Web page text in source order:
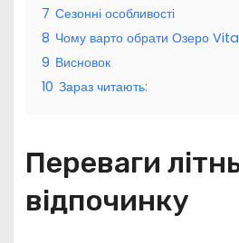
7 Сезонні особливості
8 Чому варто обрати Озеро
9 Висновок
10 Зараз читають:
Переваги
відпочинку